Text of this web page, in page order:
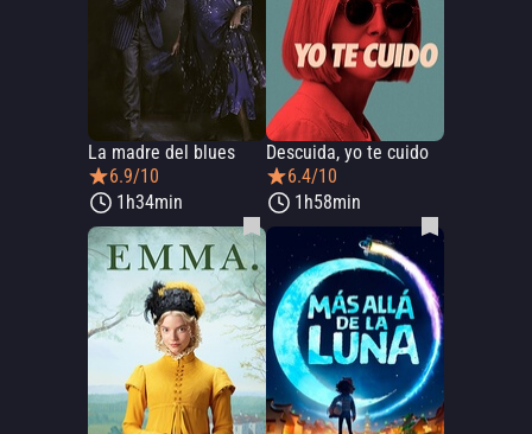
La madre del blues
6.9/10
1h34min
Descuida, yo te cuido
6.4/10
1h58min